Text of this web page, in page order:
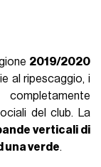
2019/2020
al ripescaggio, i
completamente
del club. La
verticali di
una verde.